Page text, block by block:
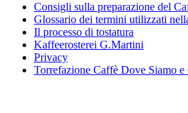
Consigli sulla preparazione del
Glossario dei termini utilizzati
Il processo di tostatura
Kaffeerosterei G.Martini
Privacy
Torrefazione Caffè Dove Siamo